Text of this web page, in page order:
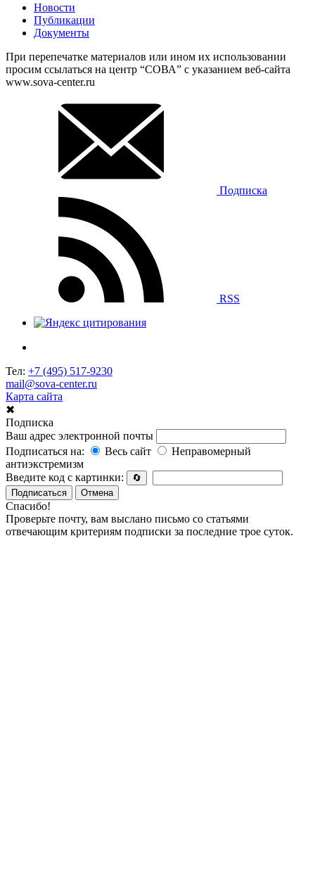
Новости
Публикации
Документы
При перепечатке материалов или ином их использовании
просим ссылаться на центр “СОВА” с указанием веб-сайта
www.sova-center.ru
Подписка
RSS
Тел: +7 (495) 517-9230
mail@sova-center.ru
Карта сайта
✖
Подписка
Ваш адрес электронной почты
Подписаться на:
Весь сайт
Неправомерный
антиэкстремизм
Введите код с картинки:
🔄
Подписаться
Отмена
Спасибо!
Проверьте почту, вам выслано письмо со статьями
отвечающим критериям подписки за последние трое суток.